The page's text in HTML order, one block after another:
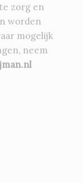
zorg en
worden
mogelijk
neem